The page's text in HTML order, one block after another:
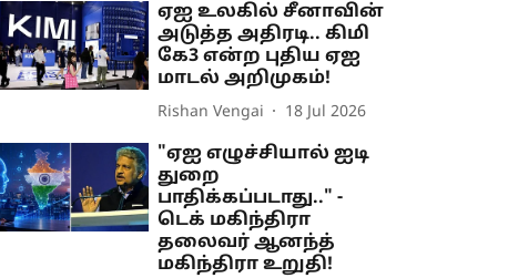
ஏஐ உலகில் சீனாவின்
அடுத்த அதிரடி.. கிமி
கே3 என்ற புதிய ஏஐ
மாடல் அறிமுகம்!
Rishan Vengai 18 Jul 2026
"ஏஐ எழுச்சியால் ஐடி
துறை
பாதிக்கப்படாது.." -
டெக் மகிந்திரா
தலைவர் ஆனந்த்
மகிந்திரா உறுதி!